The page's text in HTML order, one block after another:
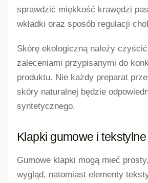
sprawdzić miękkość krawędzi
wkładki oraz sposób regulacji
Skórę ekologiczną należy
zaleceniami przypisanymi do
produktu. Nie każdy preparat
skóry naturalnej będzie
syntetycznego.
Klapki gumowe i tekstylne
Gumowe klapki mogą mieć
wygląd, natomiast elementy